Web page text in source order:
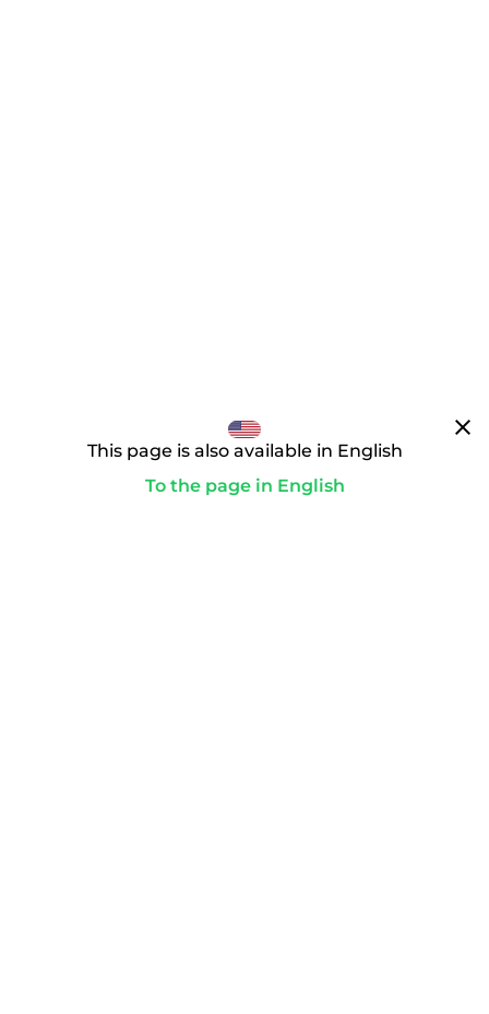
This page is also available in English
To the page in English
clear